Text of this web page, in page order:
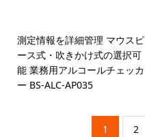
測定情報を詳細管理 マウスピ
ース式・吹きかけ式の選択可
能 業務用アルコールチェッカ
ー BS-ALC-AP035
1 2